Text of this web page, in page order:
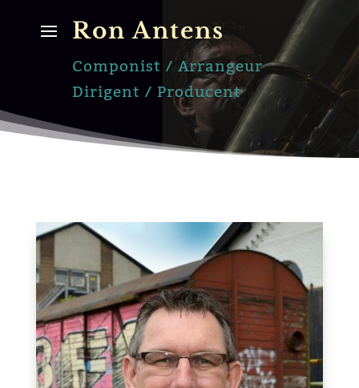
Ron Antens
Componist / Arrangeur
Dirigent / Producent